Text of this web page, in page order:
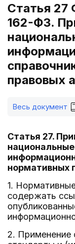
Статья 27
162-ФЗ.
правовых
Весь документ
Статья 27.
нормативных
1.
содержать
2. Применение